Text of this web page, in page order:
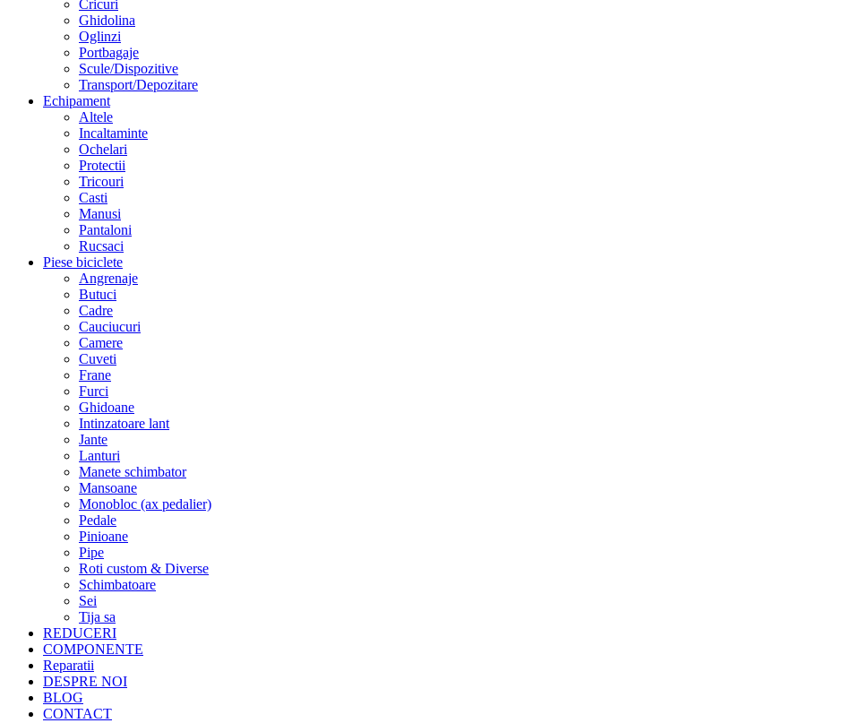
Cricuri
Ghidolina
Oglinzi
Portbagaje
Scule/Dispozitive
Transport/Depozitare
Echipament
Altele
Incaltaminte
Ochelari
Protectii
Tricouri
Casti
Manusi
Pantaloni
Rucsaci
Piese biciclete
Angrenaje
Butuci
Cadre
Cauciucuri
Camere
Cuveti
Frane
Furci
Ghidoane
Intinzatoare lant
Jante
Lanturi
Manete schimbator
Mansoane
Monobloc (ax pedalier)
Pedale
Pinioane
Pipe
Roti custom & Diverse
Schimbatoare
Sei
Tija sa
REDUCERI
COMPONENTE
Reparatii
DESPRE NOI
BLOG
CONTACT